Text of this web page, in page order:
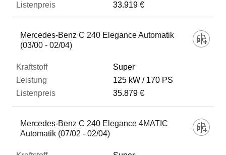
33.919 €
Mercedes-Benz C 240 Elegance Automatik
(03/00 - 02/04)
Super
125 kW
170 PS
35.879 €
Mercedes-Benz C 240 Elegance 4MATIC
Automatik (07/02 - 02/04)